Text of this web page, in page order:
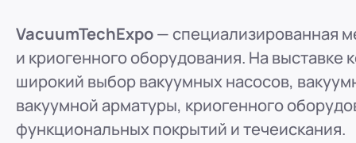
ООО "ПР-Лизинг"
РоссияОмск
8 (800) 250-25-31 (вн. 153)mail@pr-liz.ru8
ООО "ПР-Лизинг"
РоссияРостов-на-Донуг. Ростов-на-Дону, ул.
VacuumTechExpo— специализированная
и криогенного оборудования. На выставке
широкий выбор вакуумных насосов,
вакуумной арматуры, криогенного
функциональных покрытий и течеискания.